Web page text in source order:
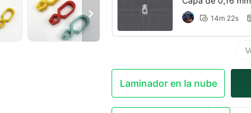

 14m 22s
Laminador en la nube